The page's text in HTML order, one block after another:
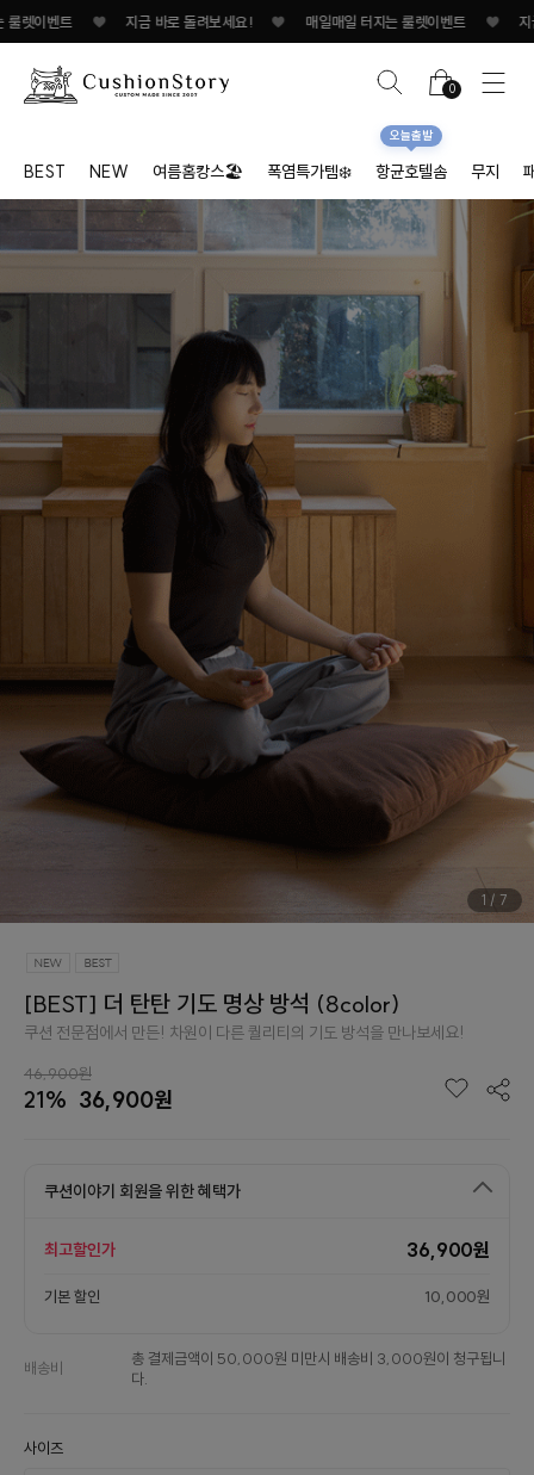
트 ♥ 지금 바로 돌려보세요! ♥ 매일매일 터지는 룰렛이벤트 ♥ 지금 바
0
BEST NEW 여름홈캉스🏖 폭염특가템❄️ 항균호텔솜
오늘출발
무지
1 / 7
[BEST] 더 탄탄 기도 명상 방석 (8color)
쿠션 전문점에서 만든! 차원이 다른 퀄리티의 기도 방석을 만나보세요!
46,900원
21% 36,900원
쿠션이야기 회원을 위한 혜택가
최고할인가 36,900원
기본 할인 10,000원
배송비
총 결제금액이 50,000원 미만시 배송비 3,000원이 청구됩니
다.
사이즈